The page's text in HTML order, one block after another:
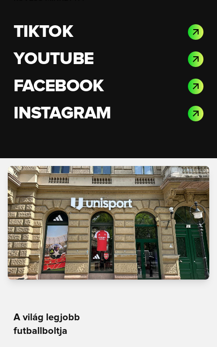
TIKTOK
YOUTUBE
FACEBOOK
INSTAGRAM
A világ legjobb
futballboltja